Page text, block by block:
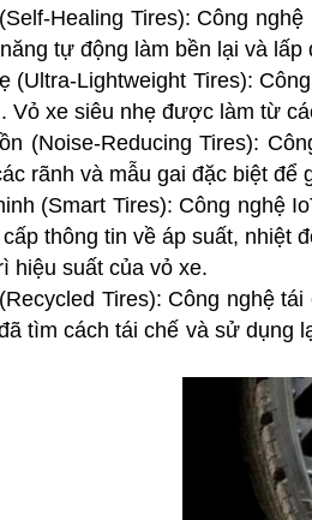
Healing Tires): Công
tự động làm bền lại và
(Ultra-Lightweight Tires):
Vỏ xe siêu nhẹ được làm từ
(Noise-Reducing Tires):
rãnh và mẫu gai đặc biệt để
(Smart Tires): Công nghệ
thông tin về áp suất, nhiệt
hiệu suất của vỏ xe.
Tires): Công nghệ
tìm cách tái chế và sử dụng